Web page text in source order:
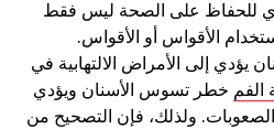
للحفاظ على الصحة ليس فقط
الأقواس أو الأقواس.
يؤدي إلى الأمراض الالتهابية في
الفم خطر تسوس الأسنان ويؤدي
ولذلك، فإن التصحيح من